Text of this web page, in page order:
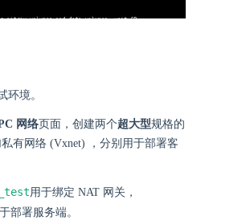
环境。
网络页面，创建两个超大型规格的
有网络 (Vxnet) ，分别用于部署客
用于绑定 NAT 网关，
部署服务端。